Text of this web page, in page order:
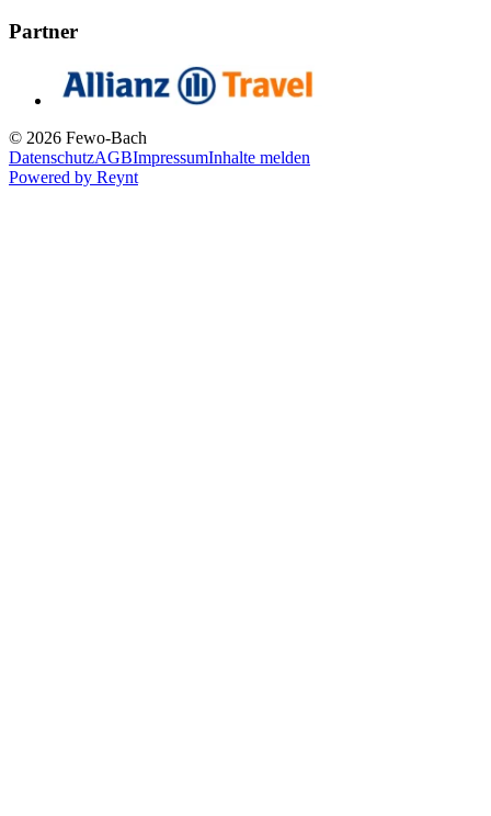
Partner
© 2026 Fewo-Bach
DatenschutzAGBImpressumInhalte melden
Powered by Reynt